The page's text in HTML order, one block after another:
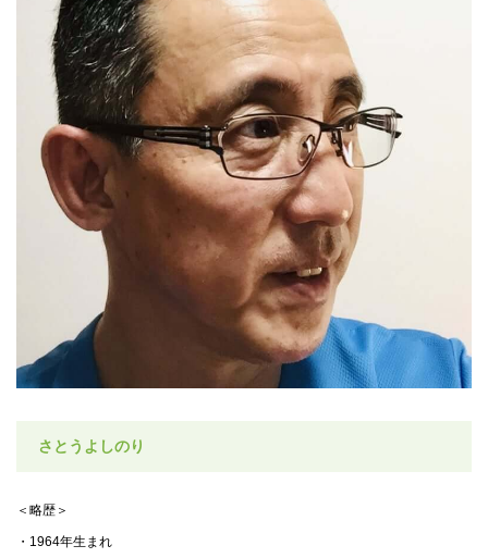
さとうよしのり
＜略歴＞
・1964年生まれ